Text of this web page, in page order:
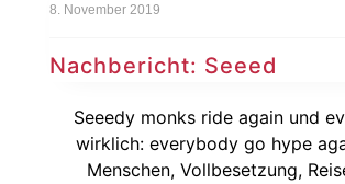
8. November 2019
Nachbericht: Seeed
Seeedy monks ride again und
wirklich: everybody go hype
Menschen, Vollbesetzung,